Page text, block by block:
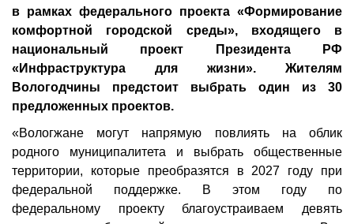
в рамках федерального проекта «Формирование
комфортной городской среды», входящего в
национальный проект Президента РФ
«Инфраструктура для жизни». Жителям
Вологодчины предстоит выбрать один из 30
предложенных проектов.
«Вологжане могут напрямую повлиять на облик
родного муниципалитета и выбрать общественные
территории, которые преобразятся в 2027 году при
федеральной поддержке. В этом году по
федеральному проекту благоустраиваем девять